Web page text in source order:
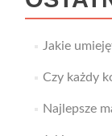
Jakie
Czy każdy
Najlepsze